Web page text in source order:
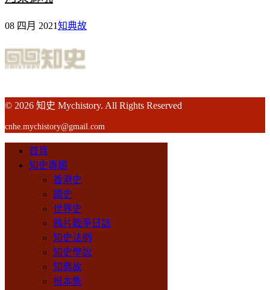
08 四月 2021知典故
© 2026 知史 Mychistory. All Rights Reserved
cnhe.mychistory@gmail.com
首頁
知史專題
香港史
國史
世界史
鴉片戰爭日誌
知史法網
知史學說
知典故
根本集